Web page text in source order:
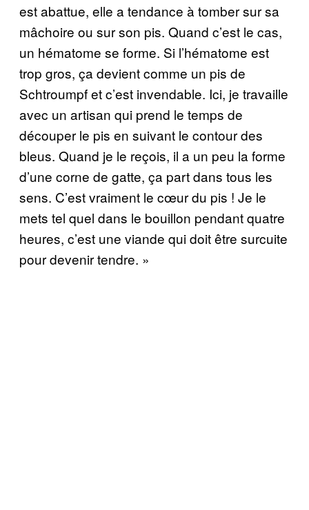
est abattue, elle a tendance à tomber sur sa
mâchoire ou sur son pis. Quand c’est le cas,
un hématome se forme. Si l’hématome est
trop gros, ça devient comme un pis de
Schtroumpf et c’est invendable. Ici, je travaille
avec un artisan qui prend le temps de
découper le pis en suivant le contour des
bleus. Quand je le reçois, il a un peu la forme
d’une corne de gatte, ça part dans tous les
sens. C’est vraiment le cœur du pis ! Je le
mets tel quel dans le bouillon pendant quatre
heures, c’est une viande qui doit être surcuite
pour devenir tendre. »